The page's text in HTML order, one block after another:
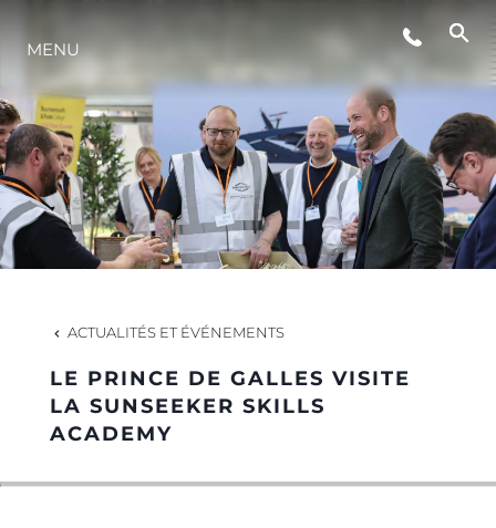
STYLE DE VIE
L'INNOVATION
LA SOCIÉTÉ
NOTRE ÉQUIPE
NOTRE HÉRITAGE
ESTIMEZ VOTRE BATEAU
MENU
ACTUALITÉS ET ÉVÉNEMENTS
LE PRINCE DE GALLES VISITE
LA SUNSEEKER SKILLS
ACADEMY